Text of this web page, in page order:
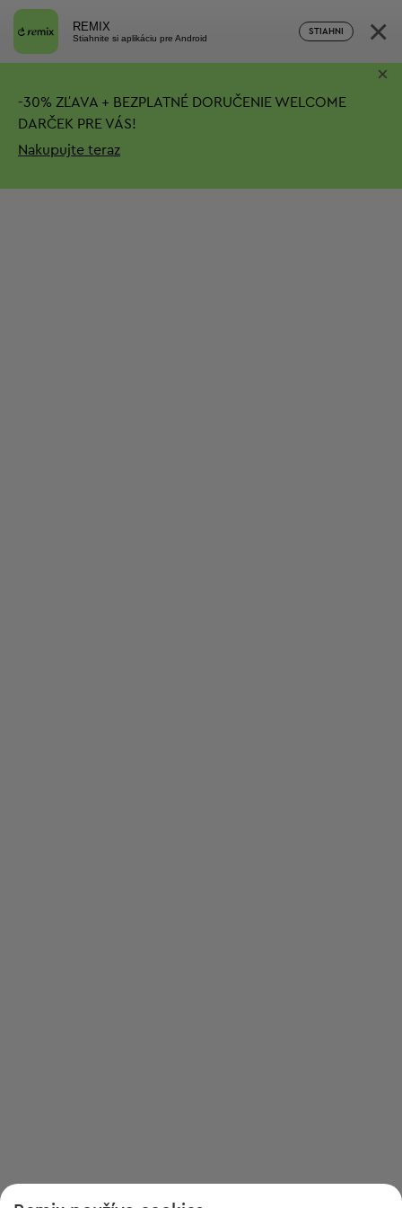
REMIX
Stiahnite si aplikáciu pre Android
STIAHNI ×
-30% ZĽAVA + BEZPLATNÉ DORUČENIE WELCOME
DARČEK PRE VÁS!
Nakupujte teraz
×